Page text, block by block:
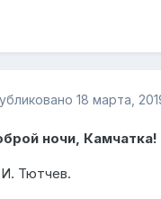
18 марта,
ночи, Камчатка!
Тютчев.